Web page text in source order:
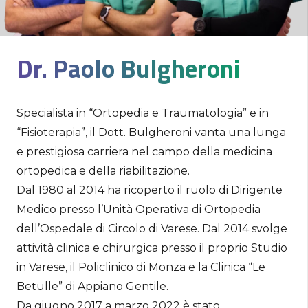
Dr. Paolo Bulgheroni
Specialista in “Ortopedia e Traumatologia” e in
“Fisioterapia”, il Dott. Bulgheroni vanta una lunga
e prestigiosa carriera nel campo della medicina
ortopedica e della riabilitazione.
Dal 1980 al 2014 ha ricoperto il ruolo di Dirigente
Medico presso l’Unità Operativa di Ortopedia
dell’Ospedale di Circolo di Varese. Dal 2014 svolge
attività clinica e chirurgica presso il proprio Studio
in Varese, il Policlinico di Monza e la Clinica “Le
Betulle” di Appiano Gentile.